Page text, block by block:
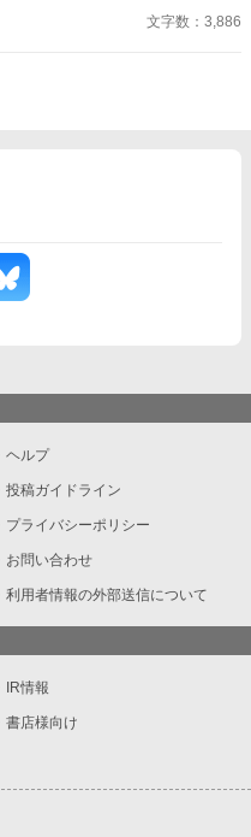
のは、お飾りの妻になることだっ
にもかも丸くおさまる」と諭され
文字数：3,886
ヘルプ
投稿ガイドライン
プライバシーポリシー
お問い合わせ
利用者情報の外部送信について
IR情報
書店様向け